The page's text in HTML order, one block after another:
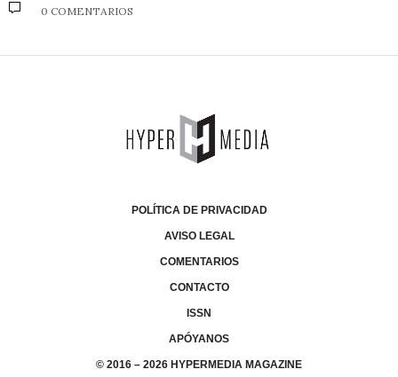
0 COMENTARIOS
POLÍTICA DE PRIVACIDAD
AVISO LEGAL
COMENTARIOS
CONTACTO
ISSN
APÓYANOS
© 2016 – 2026 HYPERMEDIA MAGAZINE